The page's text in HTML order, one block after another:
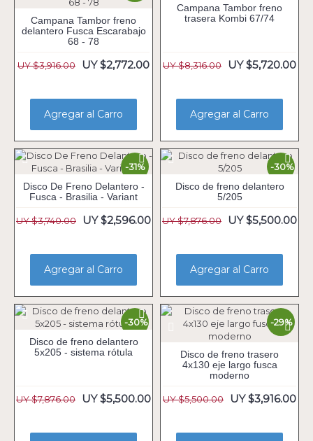
Campana Tambor freno
delantero Fusca Escarabajo
68 - 78
UY $3,916.00 UY $2,772.00
Agregar al Carro
Campana Tambor freno
trasera Kombi 67/74
UY $8,316.00 UY $5,720.00
Agregar al Carro
-31%
Disco De Freno Delantero -
Fusca - Brasilia - Variant
UY $3,740.00 UY $2,596.00
Agregar al Carro
-30%
Disco de freno delantero
5/205
UY $7,876.00 UY $5,500.00
Agregar al Carro
-30%
Disco de freno delantero
5x205 - sistema rótula
UY $7,876.00 UY $5,500.00
-29%
Disco de freno trasero
4x130 eje largo fusca
moderno
UY $5,500.00 UY $3,916.00